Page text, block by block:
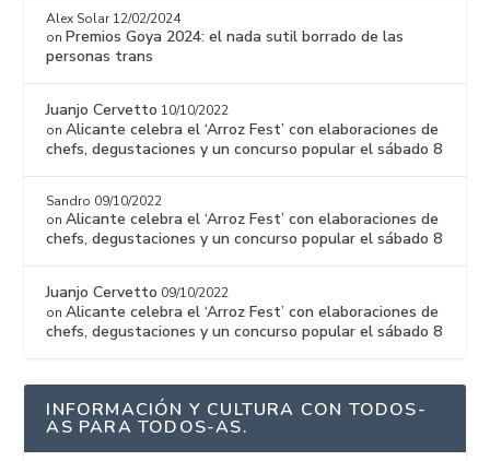
Alex Solar 12/02/2024
on Premios Goya 2024: el nada sutil borrado de las
personas trans
Juanjo Cervetto 10/10/2022
onAlicante celebra el ‘Arroz Fest’ con elaboraciones de
chefs, degustaciones y un concurso popular el sábado 8
Sandro 09/10/2022
onAlicante celebra el ‘Arroz Fest’ con elaboraciones de
chefs, degustaciones y un concurso popular el sábado 8
Juanjo Cervetto 09/10/2022
onAlicante celebra el ‘Arroz Fest’ con elaboraciones de
chefs, degustaciones y un concurso popular el sábado 8
INFORMACIÓN Y CULTURA CON TODOS-
AS PARA TODOS-AS.